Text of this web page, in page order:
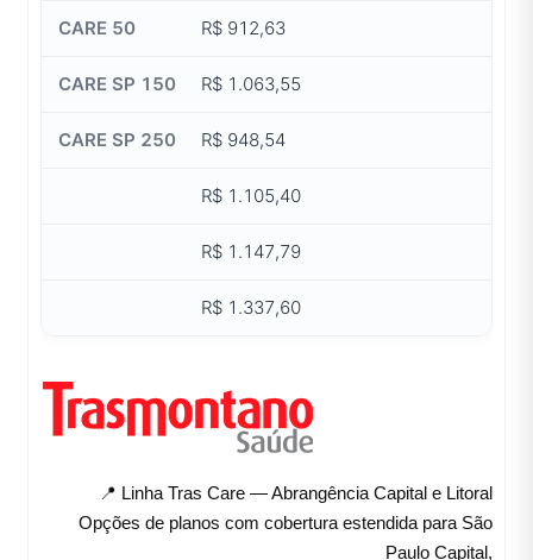
R$ 912,63
R$ 1.063,55
R$ 948,54
R$ 1.105,40
R$ 1.147,79
R$ 1.337,60
📍 Linha Tras Care — Abrangência Capital e Litoral
Opções de planos com cobertura estendida para São
Paulo Capital,